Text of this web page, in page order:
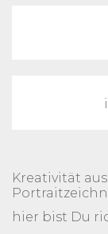
Kreativität
hier bist Du